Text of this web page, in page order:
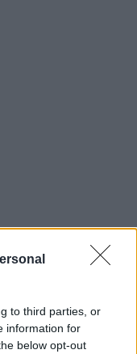
to third parties, or
information for
below opt-out
ΤΡΑΜΠ